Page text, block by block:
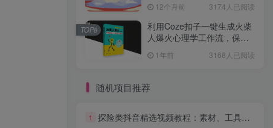
12个月前 3174人已阅读
利用Coze扣子一键生成火柴
人爆火心理学工作流，保姆
1年前 3168人已阅读
TOP8
随机项目推荐
1 探险类抖音精选视频教程：素材、工具、剪辑、AI、文案、后期处理全教学，分成计划轻松变现